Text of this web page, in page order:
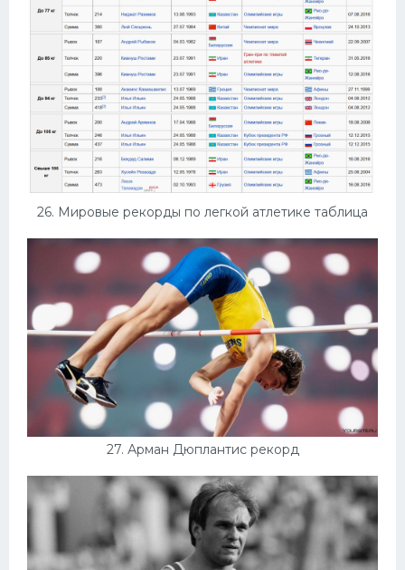
26. Мировые рекорды по легкой атлетике таблица
27. Арман Дюплантис рекорд